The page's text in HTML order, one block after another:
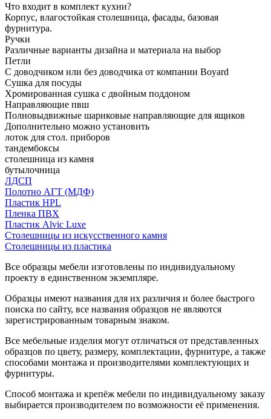
Что входит в комплект кухни?
Корпус, влагостойкая столешница, фасады, базовая
фурнитура.
Ручки
Различные варианты дизайна и материала на выбор
Петли
С доводчиком или без доводчика от компании Boyard
Сушка для посуды
Хромированная сушка с двойным поддоном
Направляющие пвш
Полновыдвижные шариковые направляющие для ящиков
Дополнительно можно установить
лоток для стол. приборов
тандембоксы
столешница из камня
бутылочница
ЛДСП
Полотно АГТ (МДФ)
Пластик HPL
Пленка ПВХ
Пластик Alvic Luxe
Столешницы из искусственного камня
Столешницы из пластика
Все образцы мебели изготовлены по индивидуальному
проекту в единственном экземпляре.
Образцы имеют названия для их различия и более быстрого
поиска по сайту, все названия образцов не являются
зарегистрированным товарным знаком.
Все мебельные изделия могут отличаться от представленных
образцов по цвету, размеру, комплектации, фурнитуре, а также
способами монтажа и производителями комплектующих и
фурнитуры.
Способ монтажа и крепёж мебели по индивидуальному заказу
выбирается производителем по возможности её применения.